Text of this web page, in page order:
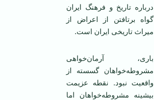
درباره تاریخ و فرهنگ ایران
گواه برتافتن از اعراض از
میراث تاریخی ایران است.
باری، آرمان‌خواهی
مشروطه‌خواهان گسسته از
واقعیت نبود. نقطه عزیمت
بیشینه مشروطه‌خواهان اما